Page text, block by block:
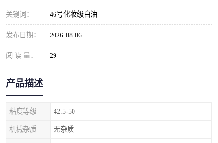
关键词： 46号化妆级白油
发布日期： 2026-08-06
阅 读 量： 29
产品描述
粘度等级 42.5-50
机械杂质 无杂质